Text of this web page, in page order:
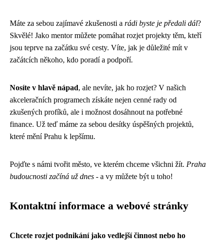
Máte za sebou zajímavé zkušenosti a rádi byste je předali dál?
Skvělé! Jako mentor můžete pomáhat rozjet projekty těm, kteří
jsou teprve na začátku své cesty. Víte, jak je důležité mít v
začátcích někoho, kdo poradí a podpoří.
Nosíte v hlavě nápad, ale nevíte, jak ho rozjet? V našich
akceleračních programech získáte nejen cenné rady od
zkušených profíků, ale i možnost dosáhnout na potřebné
finance. Už teď máme za sebou desítky úspěšných projektů,
které mění Prahu k lepšímu.
Pojďte s námi tvořit město, ve kterém chceme všichni žít. Praha
budoucnosti začíná už dnes - a vy můžete být u toho!
Kontaktní informace a webové stránky
Chcete rozjet podnikání jako vedlejší činnost nebo ho